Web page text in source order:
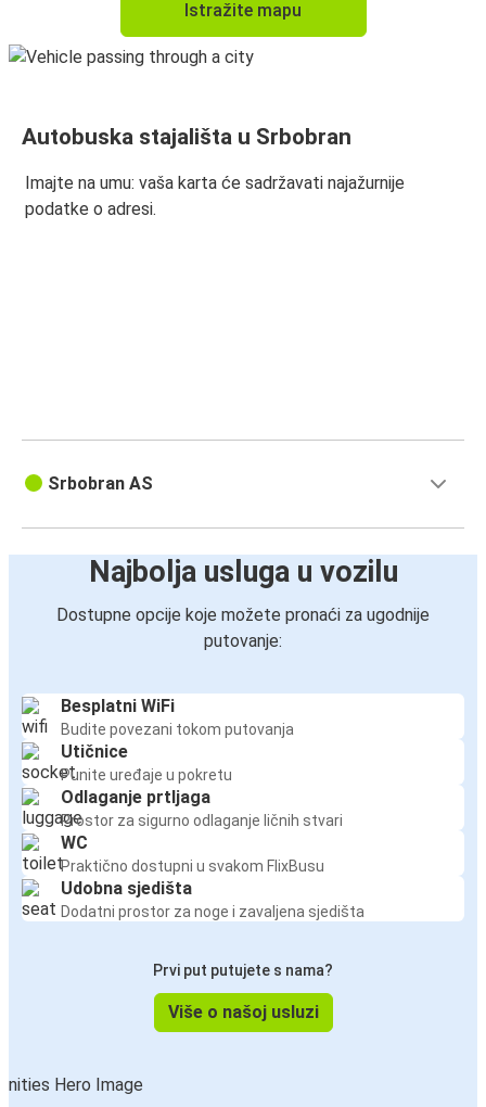
Istražite mapu
Autobuska stajališta u Srbobran
Imajte na umu: vaša karta će sadržavati najažurnije
podatke o adresi.
Srbobran AS
Najbolja usluga u vozilu
Dostupne opcije koje možete pronaći za ugodnije
putovanje:
Besplatni WiFi
Budite povezani tokom putovanja
Utičnice
Punite uređaje u pokretu
Odlaganje prtljaga
Prostor za sigurno odlaganje ličnih stvari
WC
Praktično dostupni u svakom FlixBusu
Udobna sjedišta
Dodatni prostor za noge i zavaljena sjedišta
Prvi put putujete s nama?
Više o našoj usluzi